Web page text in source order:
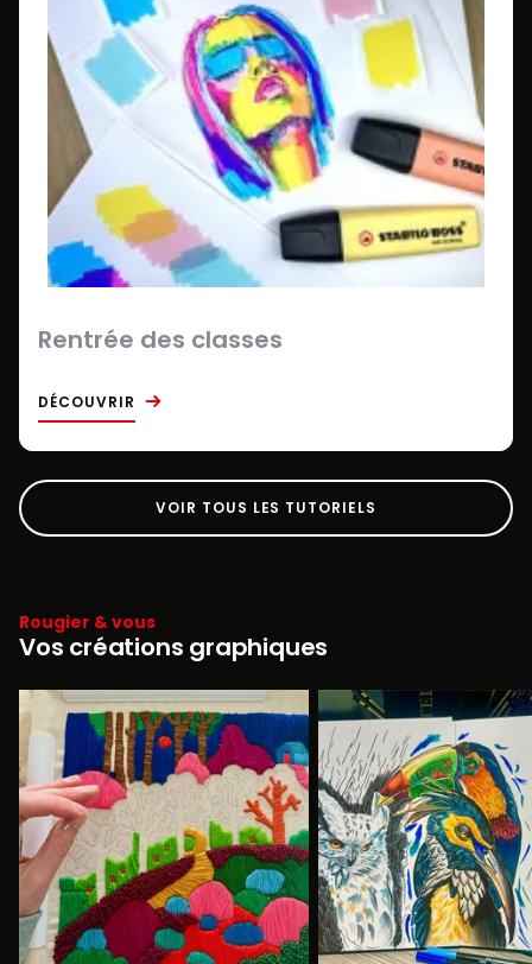
Rentrée des classes
DÉCOUVRIR
VOIR TOUS LES TUTORIELS
Rougier & vous
Vos créations graphiques